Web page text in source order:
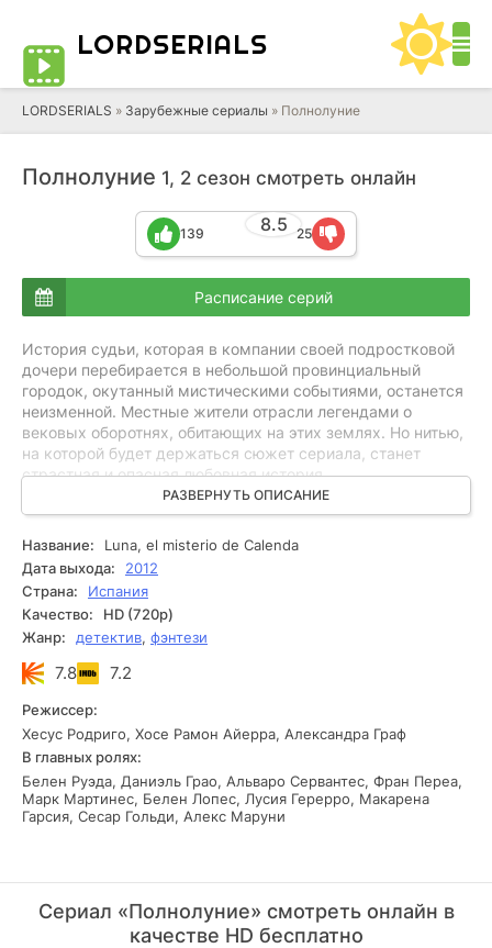
LORDSERIALS
LORDSERIALS » Зарубежные сериалы » Полнолуние
Полнолуние 1, 2 сезон смотреть онлайн
8.5
139 25
Расписание серий
История судьи, которая в компании своей подростковой
дочери перебирается в небольшой провинциальный
городок, окутанный мистическими событиями, останется
неизменной. Местные жители отрасли легендами о
вековых оборотнях, обитающих на этих землях. Но нитью,
на которой будет держаться сюжет сериала, станет
страстная и опасная любовная история,
разворачивающаяся между дочерью судьи и загадочным
юношей.
РАЗВЕРНУТЬ ОПИСАНИЕ
Название:
Luna, el misterio de Calenda
Дата выхода:
2012
Страна:
Испания
Качество:
HD (720p)
Жанр:
детектив, фэнтези
7.8 7.2
Режиссер:
Хесус Родриго, Хосе Рамон Айерра, Александра Граф
В главных ролях:
Белен Руэда, Даниэль Грао, Альваро Сервантес, Фран Переа,
Марк Мартинес, Белен Лопес, Лусия Герерро, Макарена
Гарсия, Сесар Гольди, Алекс Маруни
Сериал «Полнолуние» смотреть онлайн в
качестве HD бесплатно